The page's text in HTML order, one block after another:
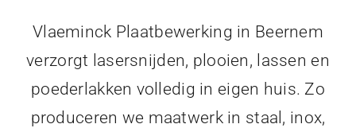
Vlaeminck Plaatbewerking in Beernem
verzorgt lasersnijden, plooien, lassen en
poederlakken volledig in eigen huis. Zo
produceren we maatwerk in staal, inox,